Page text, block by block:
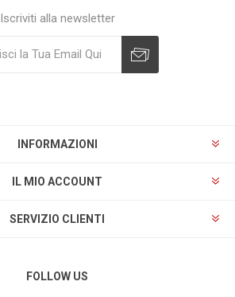
Iscriviti alla newsletter
INFORMAZIONI
IL MIO ACCOUNT
SERVIZIO CLIENTI
FOLLOW US